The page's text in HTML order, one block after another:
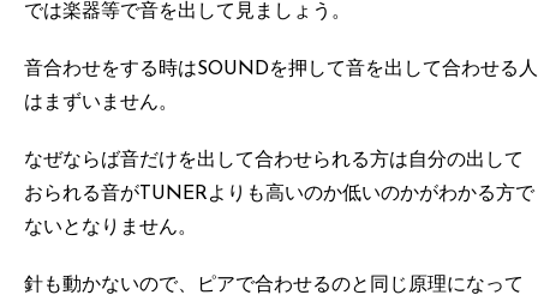
では楽器等で音を出して見ましょう。
音合わせをする時はSOUNDを押して音を出して合わせる人
はまずいません。
なぜならば音だけを出して合わせられる方は自分の出して
おられる音がTUNERよりも高いのか低いのかがわかる方で
ないとなりません。
針も動かないので、ピアで合わせるのと同じ原理になって